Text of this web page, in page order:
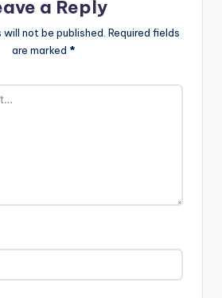
a Reply
not be published. Required fields
are marked *